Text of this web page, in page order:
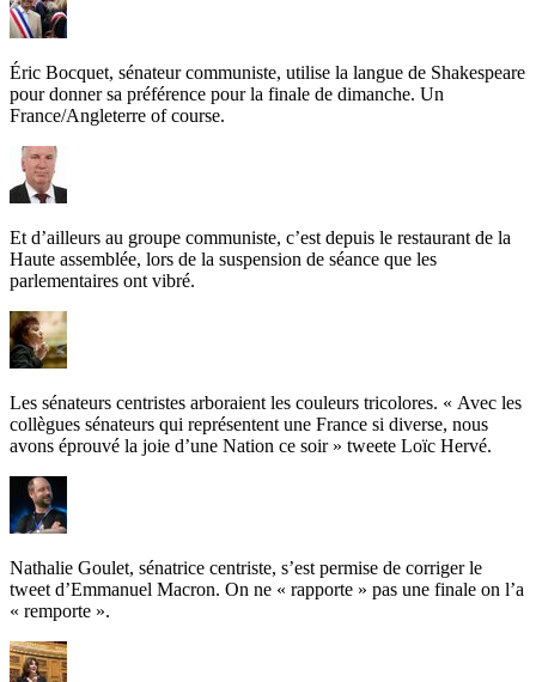
Éric Bocquet, sénateur communiste, utilise la langue de Shakespeare
pour donner sa préférence pour la finale de dimanche. Un
France/Angleterre of course.
Et d’ailleurs au groupe communiste, c’est depuis le restaurant de la
Haute assemblée, lors de la suspension de séance que les
parlementaires ont vibré.
Les sénateurs centristes arboraient les couleurs tricolores. « Avec les
collègues sénateurs qui représentent une France si diverse, nous
avons éprouvé la joie d’une Nation ce soir » tweete Loïc Hervé.
Nathalie Goulet, sénatrice centriste, s’est permise de corriger le
tweet d’Emmanuel Macron. On ne « rapporte » pas une finale on l’a
« remporte ».